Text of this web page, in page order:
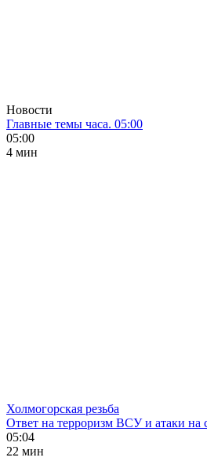
Новости
Главные темы часа. 05:00
05:00
4 мин
Холмогорская резьба
Ответ на терроризм ВСУ и атаки на
05:04
22 мин